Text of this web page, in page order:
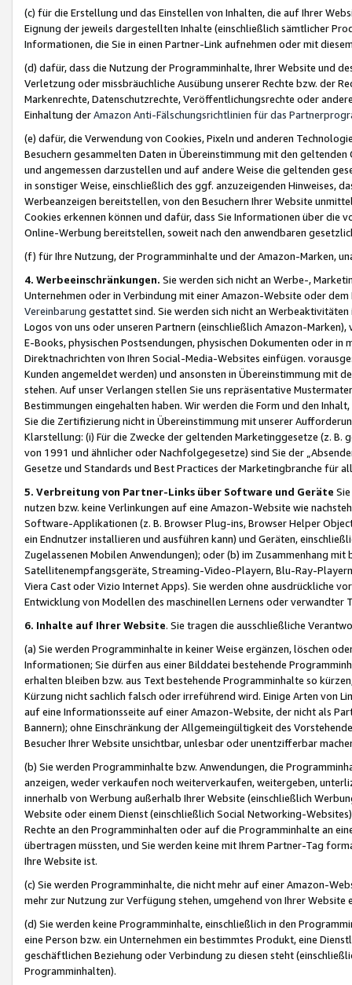
(c) für die Erstellung und das Einstellen von Inhalten, die auf Ihrer
Eignung der jeweils dargestellten Inhalte (einschließlich sämtlicher
Informationen, die Sie in einen Partner-Link aufnehmen oder mit
(d) dafür, dass die Nutzung der Programminhalte, Ihrer Website und
Verletzung oder missbräuchliche Ausübung unserer Rechte bzw. der
Markenrechte, Datenschutzrechte, Veröffentlichungsrechte oder
Einhaltung derAmazon Anti-Fälschungsrichtlinien für das
(e) dafür, die Verwendung von Cookies, Pixeln und anderen
Besuchern gesammelten Daten in Übereinstimmung mit den
und angemessen darzustellen und auf andere Weise die geltenden
in sonstiger Weise, einschließlich des ggf. anzuzeigenden Hinweises,
Werbeanzeigen bereitstellen, von den Besuchern Ihrer Website
Cookies erkennen können und dafür, dass Sie Informationen über die
Online-Werbung bereitstellen, soweit nach den anwendbaren
(f) für Ihre Nutzung, der Programminhalte und der Amazon-Marken,
4. Werbeeinschränkungen. Sie werden sich nicht an Werbe-,
Unternehmen oder in Verbindung mit einer Amazon-Website oder
Vereinbarung gestattet sind. Sie werden sich nicht an
Logos von uns oder unseren Partnern (einschließlich Amazon-
E-Books, physischen Postsendungen, physischen Dokumenten oder in
Direktnachrichten von Ihren Social-Media-Websites einfügen.
Kunden angemeldet werden) und ansonsten in Übereinstimmung mit
stehen. Auf unser Verlangen stellen Sie uns repräsentative
Bestimmungen eingehalten haben. Wir werden die Form und den
Sie die Zertifizierung nicht in Übereinstimmung mit unserer
Klarstellung: (i) Für die Zwecke der geltenden Marketinggesetze (z. B.
von 1991 und ähnlicher oder Nachfolgegesetze) sind Sie der
Gesetze und Standards und Best Practices der Marketingbranche für
5. Verbreitung von Partner-Links über Software und Geräte
nutzen bzw. keine Verlinkungen auf eine Amazon-Website wie
Software-Applikationen (z. B. Browser Plug-ins, Browser Helper
ein Endnutzer installieren und ausführen kann) und Geräten,
Zugelassenen Mobilen Anwendungen); oder (b) im Zusammenhang
Satellitenempfangsgeräte, Streaming-Video-Playern, Blu-Ray-
Viera Cast oder Vizio Internet Apps). Sie werden ohne ausdrückliche
Entwicklung von Modellen des maschinellen Lernens oder
6. Inhalte auf Ihrer Website. Sie tragen die ausschließliche
(a) Sie werden Programminhalte in keiner Weise ergänzen, löschen
Informationen; Sie dürfen aus einer Bilddatei bestehende
erhalten bleiben bzw. aus Text bestehende Programminhalte so
Kürzung nicht sachlich falsch oder irreführend wird. Einige Arten von
auf eine Informationsseite auf einer Amazon-Website, der nicht als
Bannern); ohne Einschränkung der Allgemeingültigkeit des
Besucher Ihrer Website unsichtbar, unlesbar oder unentzifferbar
(b) Sie werden Programminhalte bzw. Anwendungen, die
anzeigen, weder verkaufen noch weiterverkaufen, weitergeben,
innerhalb von Werbung außerhalb Ihrer Website (einschließlich
Website oder einem Dienst (einschließlich Social Networking-
Rechte an den Programminhalten oder auf die Programminhalte an
übertragen müssten, und Sie werden keine mit Ihrem Partner-Tag
Ihre Website ist.
(c) Sie werden Programminhalte, die nicht mehr auf einer Amazon-
mehr zur Nutzung zur Verfügung stehen, umgehend von Ihrer
(d) Sie werden keine Programminhalte, einschließlich in den
eine Person bzw. ein Unternehmen ein bestimmtes Produkt, eine
geschäftlichen Beziehung oder Verbindung zu diesen steht
Programminhalten).